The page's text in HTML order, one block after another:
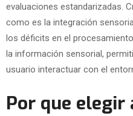
evaluaciones estandarizadas.
como es la integración
los déficits en el
la información sensorial,
usuario interactuar con el
Por que elegir